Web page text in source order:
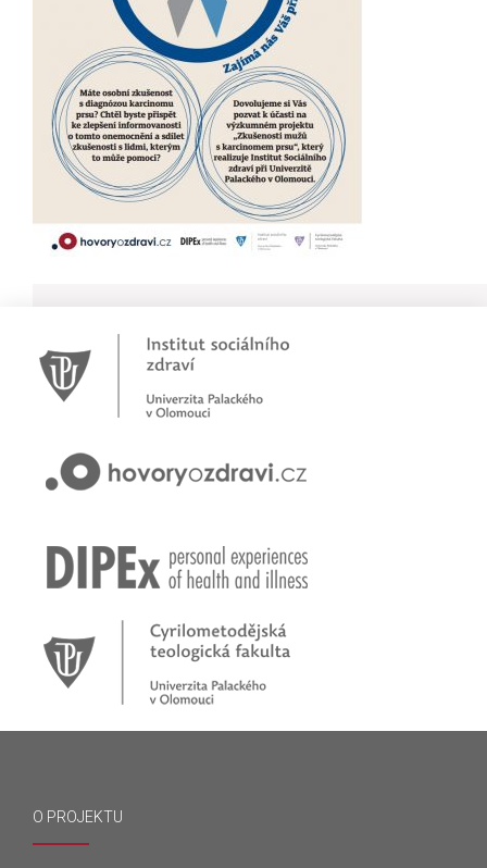
Novinky
Přihlašte se na první online workshop na téma stárnoucí
Zkušenosti rodičů dětí s epilepsií
Začínáme nové téma! Sluchová vada u dětí
O PROJEKTU